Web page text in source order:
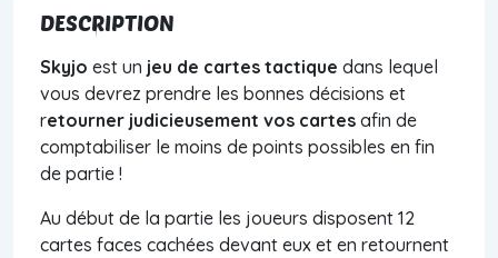
DESCRIPTION
Skyjo est un jeu de cartes tactique dans lequel
vous devrez prendre les bonnes décisions et
retourner judicieusement vos cartes afin de
comptabiliser le moins de points possibles en fin
de partie !
Au début de la partie les joueurs disposent 12
cartes faces cachées devant eux et en retournent